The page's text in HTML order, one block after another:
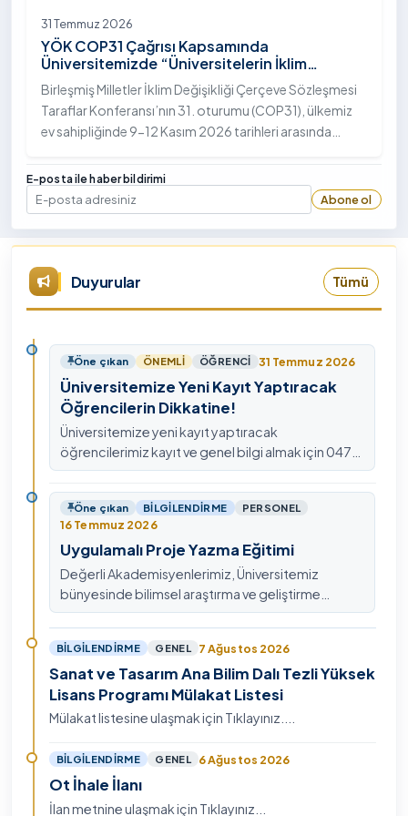
31 Temmuz 2026
YÖK COP31 Çağrısı Kapsamında
Üniversitemizde “Üniversitelerin İklim
Diplomasisindeki Rolü” Konulu Bilgilendirme
Toplantısı Yapıldı
Birleşmiş Milletler İklim Değişikliği Çerçeve Sözleşmesi
Taraflar Konferansı’nın 31. oturumu (COP31), ülkemiz
ev sahipliğinde 9-12 Kasım 2026 tarihleri arasında
Yükseköğretim Kurulu (YÖK), üniversitelerin akademik
katkı ve proje bildirimlerini koordine etme çağrısında
bulundu. Ardahan Üniversitesinde 31 Temmuz 2026
E-posta ile haber bildirimi
E-posta
Abone ol
Duyurular Tümü
Öne çıkan ÖNEMLI ÖĞRENCI 31 Temmuz 2026
Üniversitemize Yeni Kayıt Yaptıracak
Öğrencilerin Dikkatine!
Üniversitemize yeni kayıt yaptıracak
öğrencilerimiz kayıt ve genel bilgi almak için 0478
211 75 75 Dahili: 1913 nolu telefondan
ulaşabilirsiniz.
Öne çıkan BILGILENDIRME PERSONEL
16 Temmuz 2026
Uygulamalı Proje Yazma Eğitimi
Değerli Akademisyenlerimiz, Üniversitemiz
bünyesinde bilimsel araştırma ve geliştirme
kültürünü güçlendirmek, ulusal ve uluslararası fon
mekanizmala…
BILGILENDIRME GENEL 7 Ağustos 2026
Sanat ve Tasarım Ana Bilim Dalı Tezli Yüksek
Lisans Programı Mülakat Listesi
Mülakat listesine ulaşmak için Tıklayınız....
BILGILENDIRME GENEL 6 Ağustos 2026
Ot İhale İlanı
İlan metnine ulaşmak için Tıklayınız...